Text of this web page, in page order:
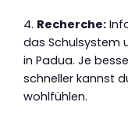
4. Recherche:
das Schulsystem
in Padua. Je
schneller kannst
wohlfühlen.